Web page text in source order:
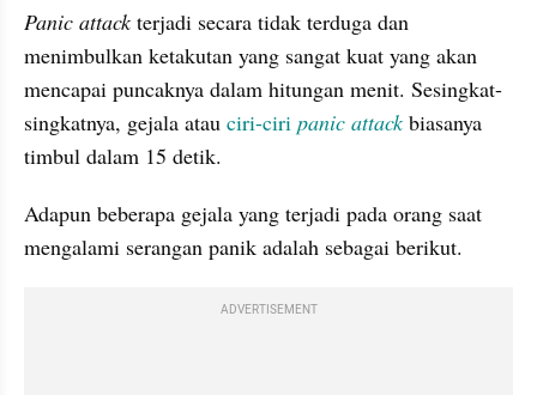
Panic attack terjadi secara tidak terduga dan
menimbulkan ketakutan yang sangat kuat yang akan
mencapai puncaknya dalam hitungan menit. Sesingkat-
singkatnya, gejala atau ciri-ciri panic attack biasanya
timbul dalam 15 detik.
Adapun beberapa gejala yang terjadi pada orang saat
mengalami serangan panik adalah sebagai berikut.
ADVERTISEMENT